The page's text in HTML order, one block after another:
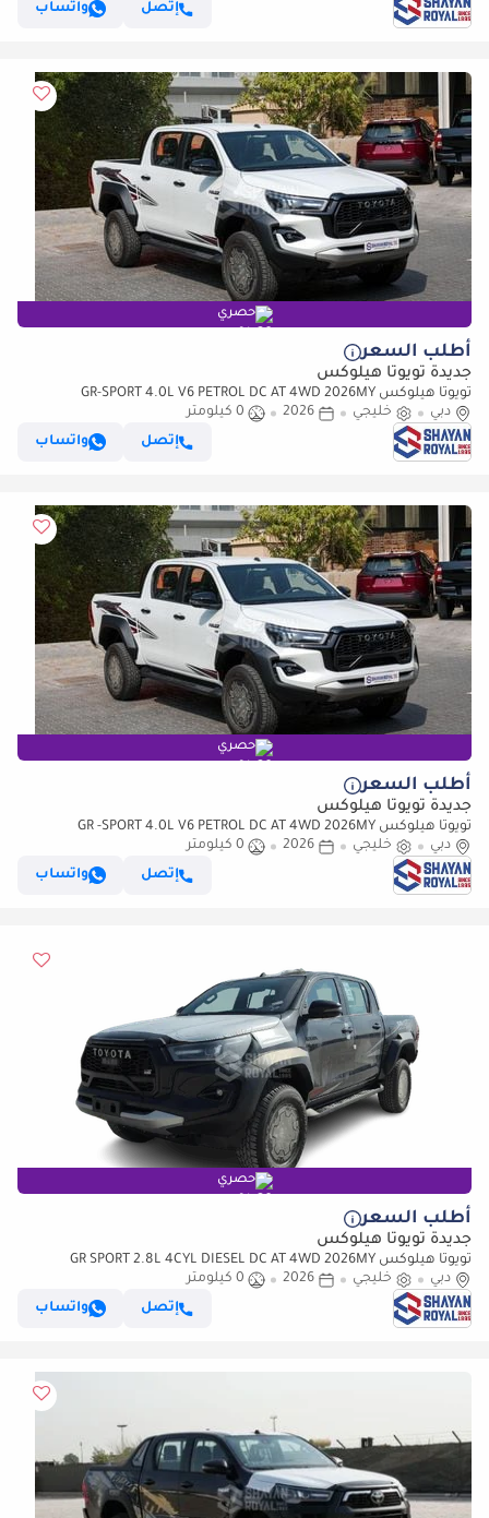
إتصل واتساب
حصري
أطلب السعر
جديدة تويوتا هيلوكس
تويوتا هيلوكس GR-SPORT 4.0L V6 PETROL DC AT 4WD 2026MY
دبي
خليجي 2026
0 كيلومتر
إتصل
واتساب
حصري
أطلب السعر
جديدة تويوتا هيلوكس
تويوتا هيلوكس GR -SPORT 4.0L V6 PETROL DC AT 4WD 2026MY
دبي
خليجي 2026
0 كيلومتر
إتصل
واتساب
حصري
أطلب السعر
جديدة تويوتا هيلوكس
تويوتا هيلوكس GR SPORT 2.8L 4CYL DIESEL DC AT 4WD 2026MY
دبي
خليجي 2026
0 كيلومتر
إتصل
واتساب